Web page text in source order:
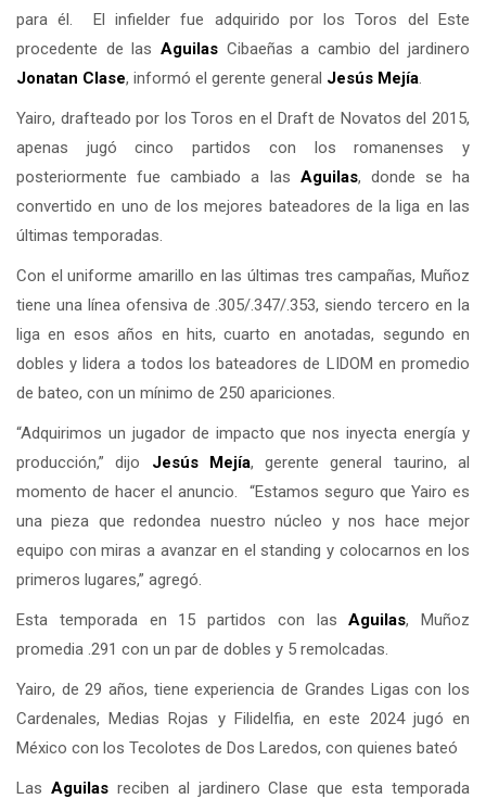
para él. El infielder fue adquirido por los Toros del Este
procedente de las AguilasCibaeñas a cambio del jardinero
Jonatan Clase, informó el gerente general Jesús Mejía.
Yairo, drafteado por los Toros en el Draft de Novatos del 2015,
apenas jugó cinco partidos con los romanenses y
posteriormente fue cambiado a las Aguilas, donde se ha
convertido en uno de los mejores bateadores de la liga en las
últimas temporadas.
Con el uniforme amarillo en las últimas tres campañas, Muñoz
tiene una línea ofensiva de .305/.347/.353, siendo tercero en la
liga en esos años en hits, cuarto en anotadas, segundo en
dobles y lidera a todos los bateadores de LIDOM en promedio
de bateo, con un mínimo de 250 apariciones.
“Adquirimos un jugador de impacto que nos inyecta energía y
producción,” dijo Jesús Mejía, gerente general taurino, al
momento de hacer el anuncio. “Estamos seguro que Yairo es
una pieza que redondea nuestro núcleo y nos hace mejor
equipo con miras a avanzar en el standing y colocarnos en los
primeros lugares,” agregó.
Esta temporada en 15 partidos con lasAguilas, Muñoz
promedia .291 con un par de dobles y 5 remolcadas.
Yairo, de 29 años, tiene experiencia de Grandes Ligas con los
Cardenales, Medias Rojas y Filidelfia, en este 2024 jugó en
México con los Tecolotes de Dos Laredos, con quienes bateó
Las Aguilasreciben al jardinero Clase que esta temporada